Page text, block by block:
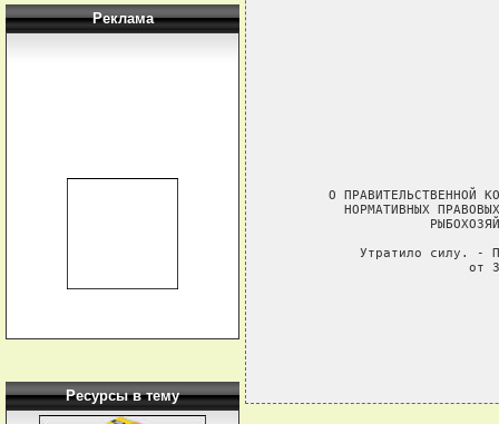
Реклама
Ресурсы в тему
О ПРАВИТЕЛЬСТВЕННОЙ
НОРМАТИВНЫХ
Утратило силу. -
от